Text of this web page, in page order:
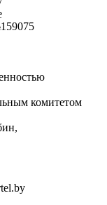
комитетом